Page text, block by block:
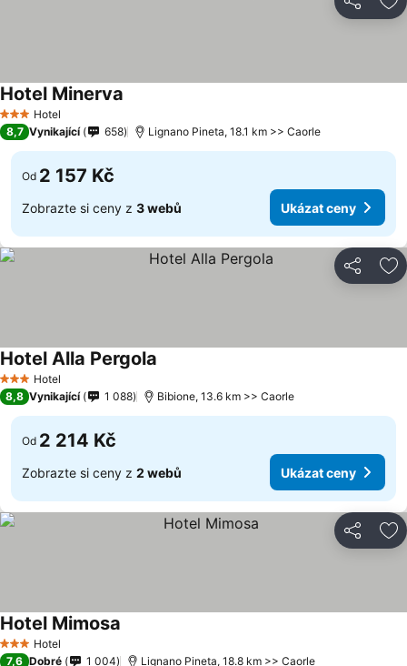
Sdílet
3 Počet hvězdiček
Hotel
Hotel Minerva
8,7 Vynikající 658 Lignano Pineta, 18.1 km >> Caorle
Od 2 157 Kč
Zobrazte si ceny z 3 webů Ukázat ceny
Sdílet
3 Počet hvězdiček
Hotel
Hotel Alla Pergola
8,8 Vynikající 1 088 Bibione, 13.6 km >> Caorle
Od 2 214 Kč
Zobrazte si ceny z 2 webů Ukázat ceny
Sdílet
3 Počet hvězdiček
Hotel
Hotel Mimosa
7,6 Dobré 1 004 Lignano Pineta, 18.8 km >> Caorle